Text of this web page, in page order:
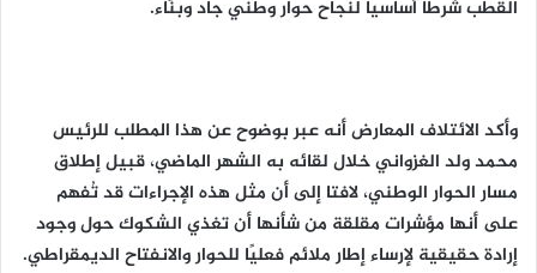
القطب شرطا أساسيا لنجاح حوار وطني جاد وبنّاء.
وأكد الائتلاف المعارض أنه عبر بوضوح عن هذا المطلب للرئيس
محمد ولد الغزواني خلال لقائه به الشهر الماضي، قبيل إطلاق
مسار الحوار الوطني، لافتا إلى أن مثل هذه الإجراءات قد تُفهم
على أنها مؤشرات مقلقة من شأنها أن تغذي الشكوك حول وجود
إرادة حقيقية لإرساء إطار ملائم فعليًا للحوار والانفتاح الديمقراطي.